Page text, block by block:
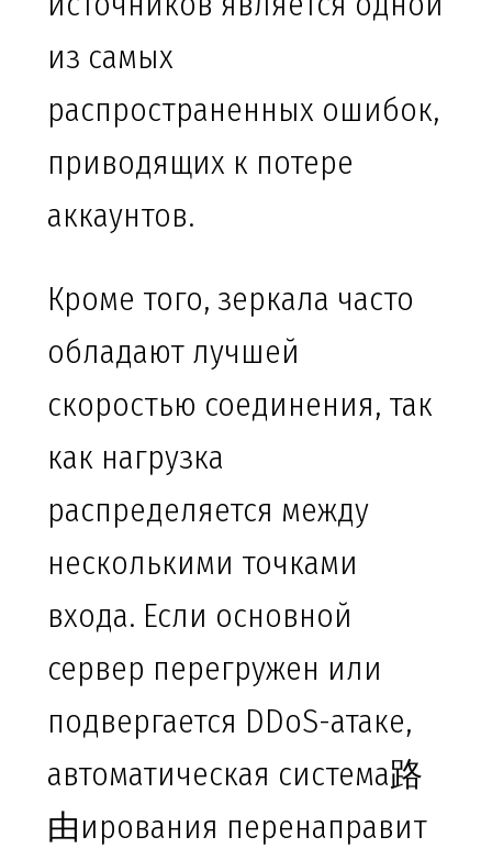
из самых
распространенных ошибок,
приводящих к потере
аккаунтов.
Кроме того, зеркала часто
обладают лучшей
скоростью соединения, так
как нагрузка
распределяется между
несколькими точками
входа. Если основной
сервер перегружен или
подвергается DDoS-атаке,
автоматическая система路
由ирования перенаправит